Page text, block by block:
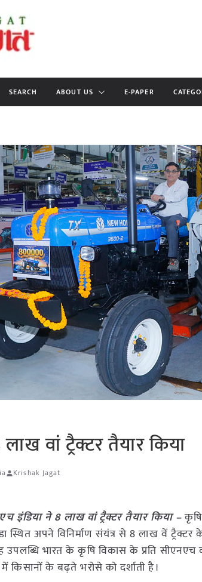
SEARCH ABOUT US E-PAPER
वां ट्रैक्टर तैयार किया
Krishak Jagat
इंडिया ने 8 लाख वां ट्रैक्टर तैयार किया –
स्थित अपने विनिर्माण संयंत्र से 8 लाख वें
उपलब्धि भारत के कृषि विकास के प्रति
किसानों के बढ़ते भरोसे को दर्शाती है।